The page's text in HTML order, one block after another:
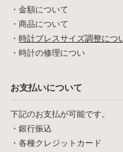
・ 金額について
・ 商品について
・ 時計ブレスサイズ調整につ
・ 時計の修理につい
お支払いについて
下記のお支払が可能です。
・銀行振込
・各種クレジットカード